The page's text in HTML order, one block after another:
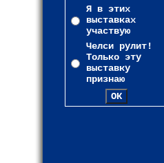
Я в этих
выставках
участвую
Челси рулит!
Только эту
выставку
признаю